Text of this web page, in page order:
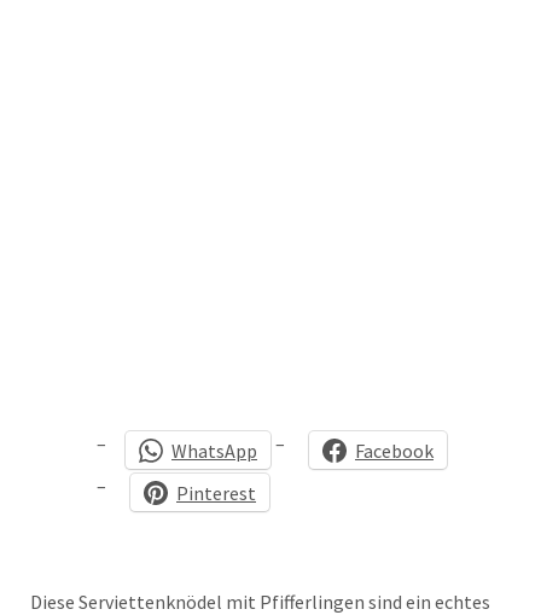
WhatsApp
Facebook
Pinterest
Diese Serviettenknödel mit Pfifferlingen sind ein echtes